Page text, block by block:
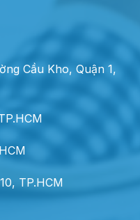
Cầu Kho, Quận 1,
TP.HCM